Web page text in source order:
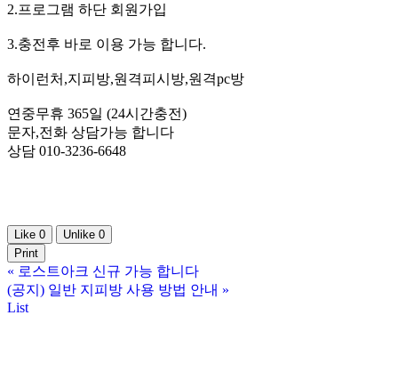
2.프로그램 하단 회원가입
3.충전후 바로 이용 가능 합니다.
하이런처,지피방,원격피시방,원격pc방
연중무휴 365일 (24시간충전)
문자,전화 상담가능 합니다
상담 010-3236-6648
Like 0 Unlike 0
Print
« 로스트아크 신규 가능 합니다
(공지) 일반 지피방 사용 방법 안내 »
List